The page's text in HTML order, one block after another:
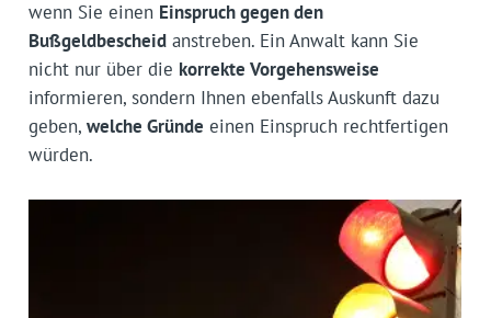
wenn Sie einen Einspruch gegen den
Bußgeldbescheidanstreben. Ein Anwalt kann Sie
nicht nur über die korrekte Vorgehensweise
informieren, sondern Ihnen ebenfalls Auskunft dazu
geben, welche Gründe einen Einspruch rechtfertigen
würden.